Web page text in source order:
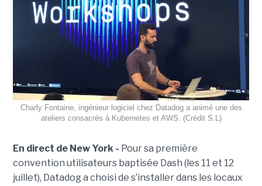
Charly Fontaine, ingénieur logiciel chez Datadog a animé une des
ateliers consacrés à Kubernetes et AWS. (Crédit S.L)
En direct de New York- Pour sa première
convention utilisateurs baptisée Dash (les 11 et 12
juillet), Datadoga choisi de s’installer dans les locaux